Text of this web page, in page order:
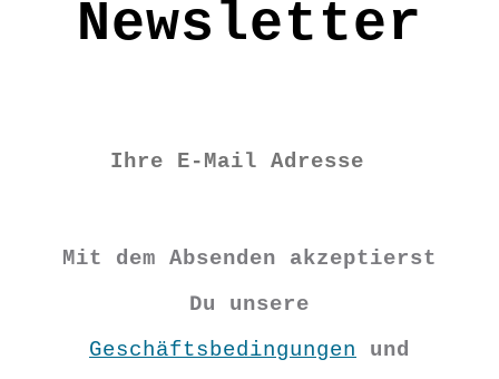
unsere restlichen bedruckten
Stoffe. Nachhaltig Ordnung
Pflege: Handwäsche
22,90
Newsletter
Mit dem Absenden akzeptierst
Du unsere
Geschäftsbedingungen und